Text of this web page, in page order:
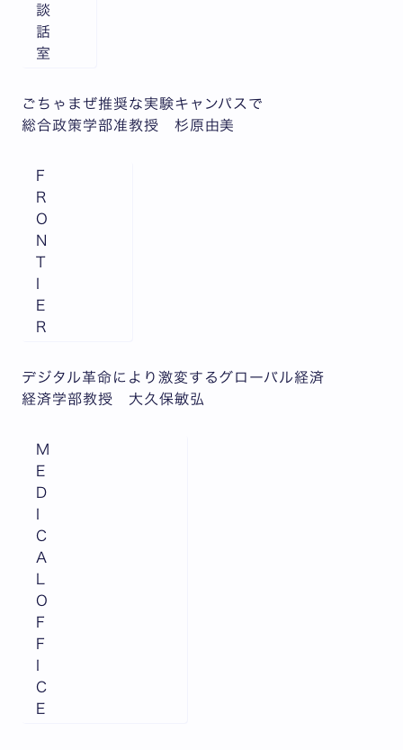
談
話
室
ごちゃまぜ推奨な実験キャンパスで
総合政策学部准教授 杉原由美
F
R
O
N
T
I
E
R
デジタル革命により激変するグローバル経済
経済学部教授 大久保敏弘
M
E
D
I
C
A
L
O
F
F
I
C
E